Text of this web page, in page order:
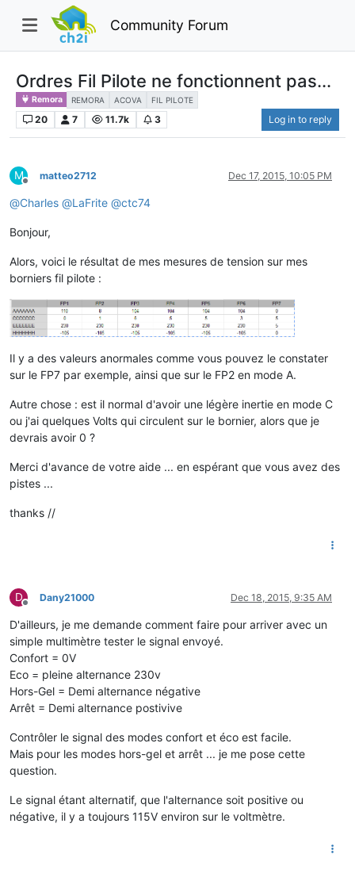
Community Forum
Ordres Fil Pilote ne fonctionnent pas...
Remora REMORA ACOVA FIL PILOTE
20 7 11.7k 3 Log in to reply
M
Offline
matteo2712 Dec 17, 2015, 10:05 PM
@Charles @LaFrite @ctc74
Bonjour,
Alors, voici le résultat de mes mesures de tension sur mes
borniers fil pilote :
Il y a des valeurs anormales comme vous pouvez le constater
sur le FP7 par exemple, ainsi que sur le FP2 en mode A.
Autre chose : est il normal d'avoir une légère inertie en mode C
ou j'ai quelques Volts qui circulent sur le bornier, alors que je
devrais avoir 0 ?
Merci d'avance de votre aide ... en espérant que vous avez des
pistes ...
thanks //
D
Offline
Dany21000 Dec 18, 2015, 9:35 AM
D'ailleurs, je me demande comment faire pour arriver avec un
simple multimètre tester le signal envoyé.
Confort = 0V
Eco = pleine alternance 230v
Hors-Gel = Demi alternance négative
Arrêt = Demi alternance postivive
Contrôler le signal des modes confort et éco est facile.
Mais pour les modes hors-gel et arrêt ... je me pose cette
question.
Le signal étant alternatif, que l'alternance soit positive ou
négative, il y a toujours 115V environ sur le voltmètre.